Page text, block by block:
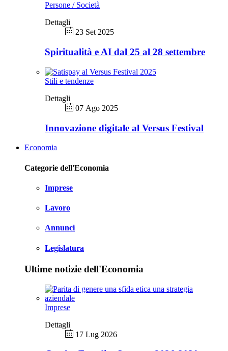
Persone / Società
Dettagli
23 Set 2025
Spiritualità e AI dal 25 al 28 settembre
Stili e tendenze
Dettagli
07 Ago 2025
Innovazione digitale al Versus Festival
Economia
Categorie dell'Economia
Imprese
Lavoro
Annunci
Legislatura
Ultime notizie dell'Economia
Imprese
Dettagli
17 Lug 2026